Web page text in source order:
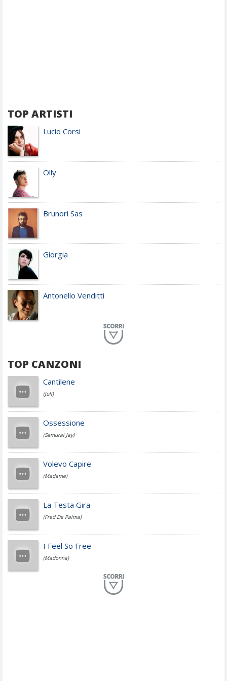
TOP ARTISTI
Lucio Corsi
Olly
Brunori Sas
Giorgia
Antonello Venditti
Achille Lauro
Cesare Cremonini
Jovanotti
Fedez
Simone Cristicchi
TOP CANZONI
Cantilene
(Juli)
Ossessione
(Samurai Jay)
Volevo Capire
(Madame)
La Testa Gira
(Fred De Palma)
I Feel So Free
(Madonna)